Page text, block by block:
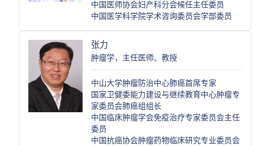
中国医师协会妇产科分会候任主任委员
中国医学科学院学术咨询委员会学部委员
张力
肿瘤学，主任医师、教授
中山大学肿瘤防治中心肺癌首席专家
国家卫健委能力建设与继续教育中心肿瘤专
家委员会肺癌组组长
中国临床肿瘤学会免疫治疗专家委员会主任
委员
中国抗癌协会肿瘤药物临床研究专业委员会